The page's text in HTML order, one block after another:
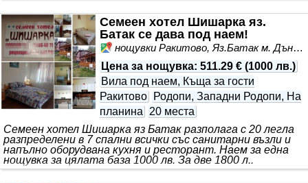
Семеен хотел Шишарка яз.
Батак се дава под наем!
нощувки Ракитово, Яз.Батак м. Дъното
Цена за нощувка: 511.29 € (1000 лв.)
Вила под наем, Къща за гости
Ракитово
Родопи, Западни Родопи, На
планина
20 места
Семеен хотел Шишарка яз Батак разполага с 20 легла
разпределени в 7 спални всички със санитарни възли и
напълно оборудвана кухня и ресторант. Наем за една
нощувка за цялата база 1000 лв. За две 1800 л..